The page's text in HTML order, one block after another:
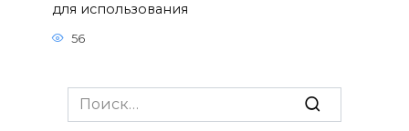
для использования
56
Search
for: